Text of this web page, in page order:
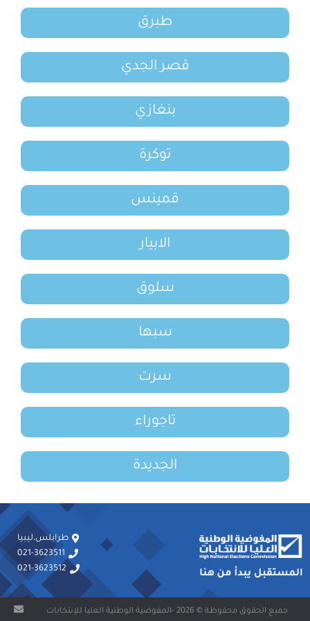
طبرق
قصر الجدي
بنغازي
توكرة
قمينس
الابيار
سلوق
سبها
سرت
تاجوراء
الجديدة
طرابلس،ليبيا
021-3623511
021-3623512
جميع الحقوق محفوظة © 2026 -المفوضية الوطنية العليا للإنتخابات